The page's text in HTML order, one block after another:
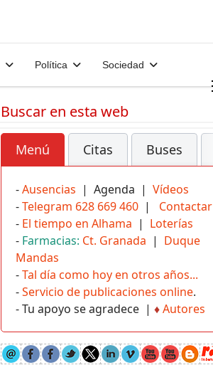
Política Sociedad
Buscar en esta web
Menú Citas Buses
-Ausencias | Agenda | Vídeos
-Telegram 628 669 460 | Contactar
- El tiempo en Alhama | Loterías
- Farmacias: Ct. Granada | Duque
Mandas
-Tal día como hoy en otros años...
-Servicio de publicaciones online.
- Tu apoyo se agradece | ♦Autores